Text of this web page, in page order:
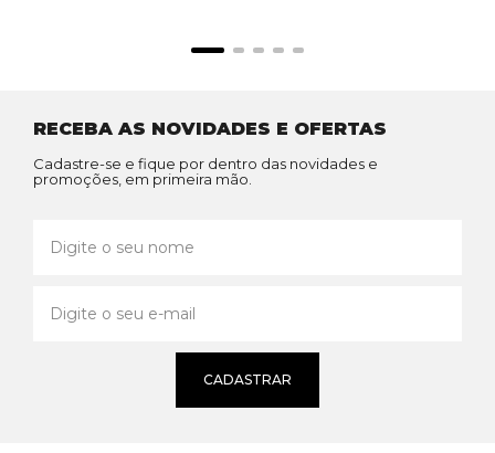
RECEBA AS NOVIDADES E OFERTAS
Cadastre-se e fique por dentro das novidades e
promoções, em primeira mão.
CADASTRAR